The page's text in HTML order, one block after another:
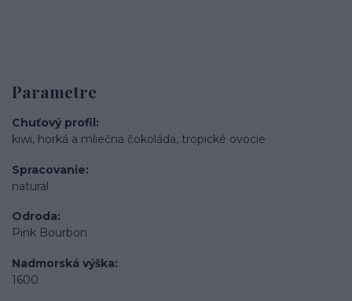
Parametre
Chuťový profil
kiwi, horká a mliečna čokoláda, tropické ovocie
Spracovanie
natural
Odroda
Pink Bourbon
Nadmorská výška
1600